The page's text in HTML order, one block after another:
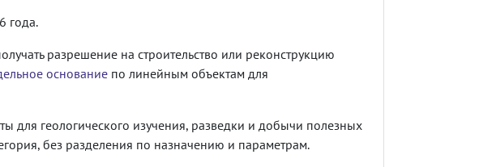
года.
разрешение на строительство или реконструкцию
основание по линейным объектам для
для геологического изучения, разведки и добычи полезных
без разделения по назначению и параметрам.